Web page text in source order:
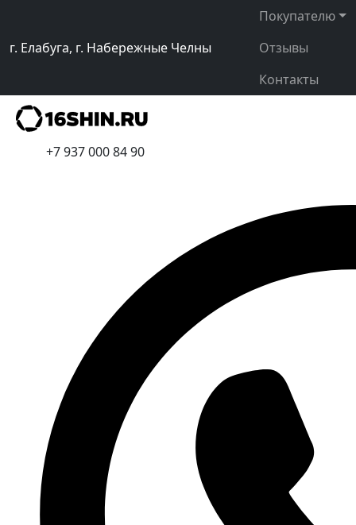
г. Елабуга, г. Набережные Челны
Покупателю
Отзывы
Контакты
+7 937 000 84 90